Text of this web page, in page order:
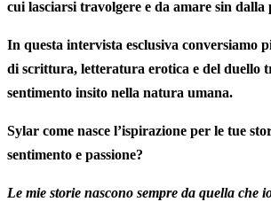
cui lasciarsi travolgere e da amare sin
In questa intervista esclusiva conversiamo
di scrittura, letteratura erotica e del duello
sentimento insito nella natura umana.
Sylar come nasce l’ispirazione per le tue
sentimento e passione?
Le mie storie nascono sempre da quella che